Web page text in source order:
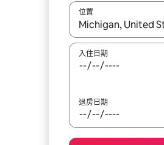
位置
如有搜尋結果，瀏覽
入住日期
退房日期